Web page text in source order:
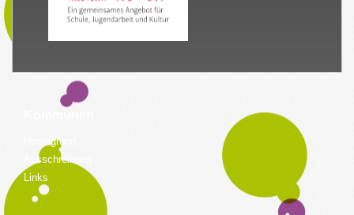
Hintergrund
Ausschreibung
Links